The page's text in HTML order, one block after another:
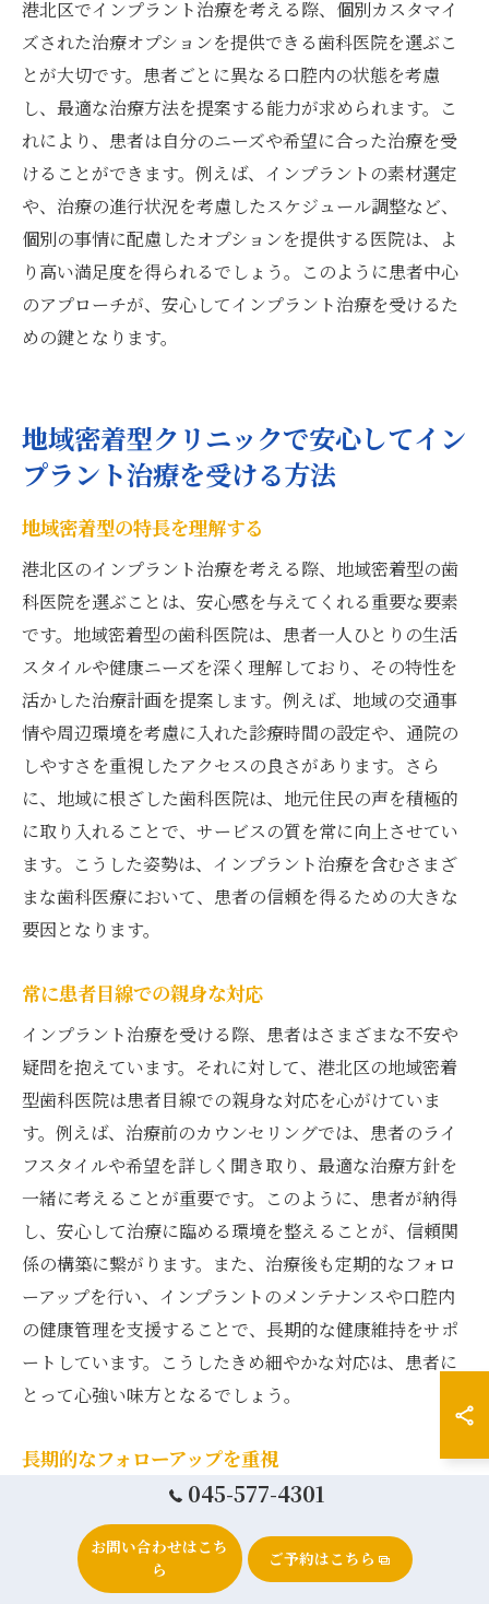
港北区でインプラント治療を考える際、個別カスタマイ
ズされた治療オプションを提供できる歯科医院を選ぶこ
とが大切です。患者ごとに異なる口腔内の状態を考慮
し、最適な治療方法を提案する能力が求められます。こ
れにより、患者は自分のニーズや希望に合った治療を受
けることができます。例えば、インプラントの素材選定
や、治療の進行状況を考慮したスケジュール調整など、
個別の事情に配慮したオプションを提供する医院は、よ
り高い満足度を得られるでしょう。このように患者中心
のアプローチが、安心してインプラント治療を受けるた
めの鍵となります。
地域密着型クリニックで安心してイン
プラント治療を受ける方法
地域密着型の特長を理解する
港北区のインプラント治療を考える際、地域密着型の歯
科医院を選ぶことは、安心感を与えてくれる重要な要素
です。地域密着型の歯科医院は、患者一人ひとりの生活
スタイルや健康ニーズを深く理解しており、その特性を
活かした治療計画を提案します。例えば、地域の交通事
情や周辺環境を考慮に入れた診療時間の設定や、通院の
しやすさを重視したアクセスの良さがあります。さら
に、地域に根ざした歯科医院は、地元住民の声を積極的
に取り入れることで、サービスの質を常に向上させてい
ます。こうした姿勢は、インプラント治療を含むさまざ
まな歯科医療において、患者の信頼を得るための大きな
要因となります。
常に患者目線での親身な対応
インプラント治療を受ける際、患者はさまざまな不安や
疑問を抱えています。それに対して、港北区の地域密着
型歯科医院は患者目線での親身な対応を心がけていま
す。例えば、治療前のカウンセリングでは、患者のライ
フスタイルや希望を詳しく聞き取り、最適な治療方針を
一緒に考えることが重要です。このように、患者が納得
し、安心して治療に臨める環境を整えることが、信頼関
係の構築に繋がります。また、治療後も定期的なフォロ
ーアップを行い、インプラントのメンテナンスや口腔内
の健康管理を支援することで、長期的な健康維持をサポ
ートしています。こうしたきめ細やかな対応は、患者に
とって心強い味方となるでしょう。
長期的なフォローアップを重視
インプラント治療は、その施術後のフォローアップが非
常に重要です。港北区の優れた歯科医院では、患者一人
ひとりの経過をしっかりと追い続け、必要に応じた調整
やメンテナンスを行っています。インプラントは一度施
045-577-4301
お問い合わせはこち
ら
ご予約はこちら